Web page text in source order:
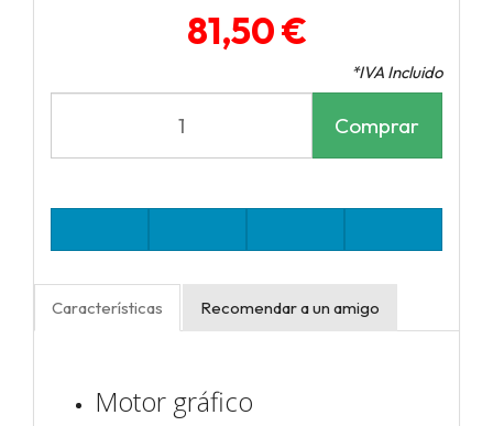
81,50 €
*IVA Incluido
Comprar
Características Recomendar a un amigo
Motor gráfico